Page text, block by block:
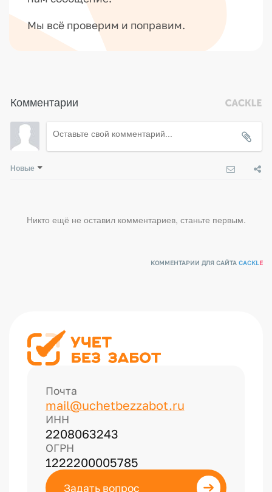
Мы всё проверим и поправим.
Комментарии
Новые
Никто ещё не оставил комментариев, станьте первым.
КОММЕНТАРИИ ДЛЯ САЙТАCACKLE
Почта
mail@uchetbezzabot.ru
ИНН
2208063243
ОГРН
1222200005785
Задать вопрос